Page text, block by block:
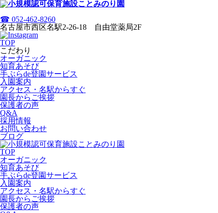
☎ 052-462-8260
名古屋市西区名駅2-26-18 自由堂薬局2F
TOP
こだわり
オーガニック
知育あそび
手ぶらde登園サービス
入園案内
アクセス・名駅からすぐ
園長からご挨拶
保護者の声
Q&A
採用情報
お問い合わせ
ブログ
TOP
オーガニック
知育あそび
手ぶらde登園サービス
入園案内
アクセス・名駅からすぐ
園長からご挨拶
保護者の声